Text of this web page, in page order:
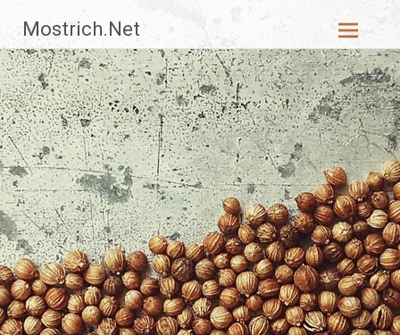
Inhalt
springen
Mostrich.Net